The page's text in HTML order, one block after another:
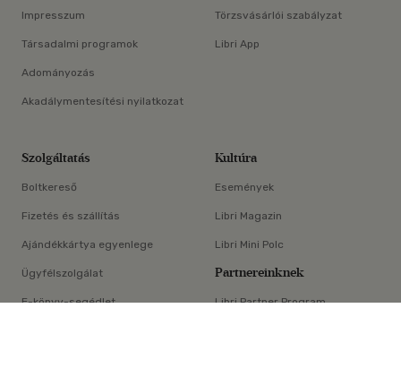
×
Impresszum
Társadalmi programok
Adományozás
Akadálymentesítési nyilatkozat
Törzsvásárlói szabályzat
Libri App
Szolgáltatás
Boltkereső
Fizetés és szállítás
Ajándékkártya egyenlege
Ügyfélszolgálat
E-könyv-segédlet
Kultúra
Események
Libri Magazin
Libri Mini Polc
Partnereinknek
Libri Partner Program